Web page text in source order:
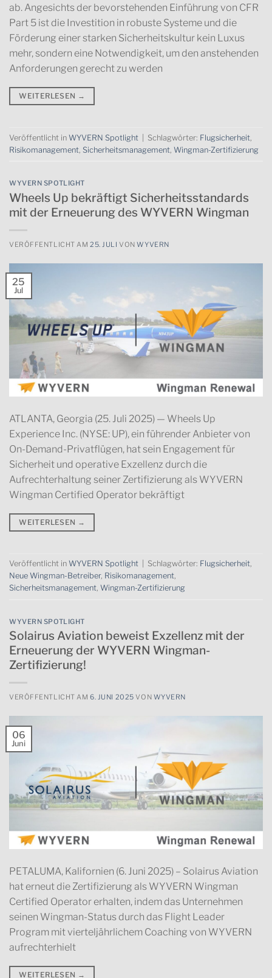
ab. Angesichts der bevorstehenden Einführung von CFR
Part 5 ist die Investition in robuste Systeme und die
Förderung einer starken Sicherheitskultur kein Luxus
mehr, sondern eine Notwendigkeit, um den anstehenden
Anforderungen gerecht zu werden
WEITERLESEN →
Veröffentlicht in WYVERN Spotlight Schlagwörter: Flugsicherheit,
Risikomanagement, Sicherheitsmanagement, Wingman-Zertifizierung
WYVERN SPOTLIGHT
Wheels Up bekräftigt Sicherheitsstandards
mit der Erneuerung des WYVERN Wingman
VERÖFFENTLICHT AM25. JULI VONWYVERN
25
Jul
ATLANTA, Georgia (25. Juli 2025) — Wheels Up
Experience Inc. (NYSE: UP), ein führender Anbieter von
On-Demand-Privatflügen, hat sein Engagement für
Sicherheit und operative Exzellenz durch die
Aufrechterhaltung seiner Zertifizierung als WYVERN
Wingman Certified Operator bekräftigt
WEITERLESEN →
Veröffentlicht in WYVERN Spotlight Schlagwörter: Flugsicherheit,
Neue Wingman-Betreiber, Risikomanagement,
Sicherheitsmanagement, Wingman-Zertifizierung
WYVERN SPOTLIGHT
Solairus Aviation beweist Exzellenz mit der
Erneuerung der WYVERN Wingman-
Zertifizierung!
VERÖFFENTLICHT AM6. JUNI 2025 VON WYVERN
06
Juni
PETALUMA, Kalifornien (6. Juni 2025) – Solairus Aviation
hat erneut die Zertifizierung als WYVERN Wingman
Certified Operator erhalten, indem das Unternehmen
seinen Wingman-Status durch das Flight Leader
Program mit vierteljährlichem Coaching von WYVERN
aufrechterhielt
WEITERLESEN →